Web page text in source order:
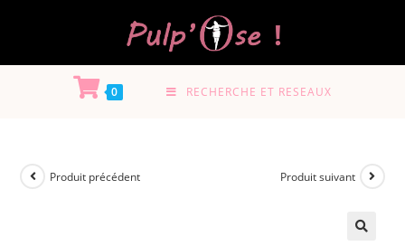
0 RECHERCHE ET RESEAUX
Produit précédent Produit suivant